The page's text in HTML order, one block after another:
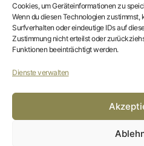
Cookies, um Geräteinformationen zu
Wenn du diesen Technologien zustimmst,
Surfverhalten oder eindeutige IDs auf
Zustimmung nicht erteilst oder
Funktionen beeinträchtigt werden.
Dienste verwalten
VEREINSSTEUERRECHT
VEREINSSTEUERRECHT IN
STARTSEITE